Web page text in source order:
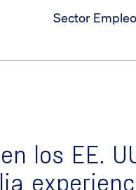
Sector Empleo
los EE.